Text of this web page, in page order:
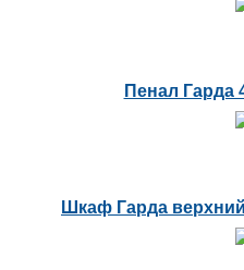
Пенал Гарда
Шкаф Гарда